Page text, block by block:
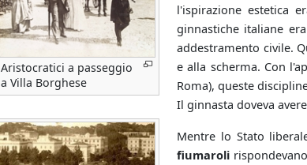
Aristocratici a passeggio
a Villa Borghese
l'ispirazione estetica
ginnastiche italiane
addestramento civile.
e alla scherma. Con
Roma), queste
Il ginnasta doveva
Mentre lo Stato
fiumaroli